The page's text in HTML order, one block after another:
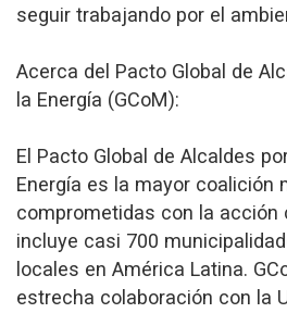
seguir trabajando por el
Acerca del Pacto Global de
la Energía (GCoM):
El Pacto Global de Alcaldes
Energía es la mayor coalición
comprometidas con la acción
incluye casi 700
locales en América Latina.
estrecha colaboración con la